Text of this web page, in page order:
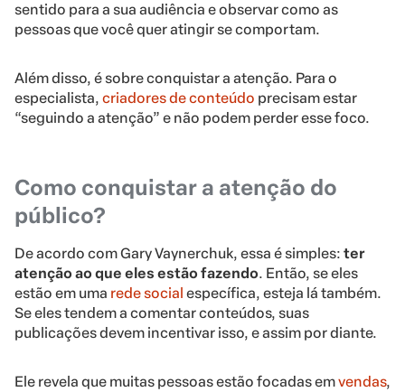
sentido para a sua audiência e observar como as
pessoas que você quer atingir se comportam.
Além disso, é sobre conquistar a atenção. Para o
especialista, criadores de conteúdo precisam estar
“seguindo a atenção” e não podem perder esse foco.
Como conquistar a atenção do
público?
De acordo com Gary Vaynerchuk, essa é simples: ter
atenção ao que eles estão fazendo. Então, se eles
estão em uma rede social específica, esteja lá também.
Se eles tendem a comentar conteúdos, suas
publicações devem incentivar isso, e assim por diante.
Ele revela que muitas pessoas estão focadas emvendas,